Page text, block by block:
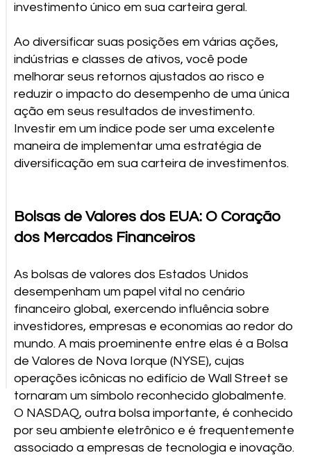
investimento único em sua carteira geral.
Ao diversificar suas posições em várias ações,
indústrias e classes de ativos, você pode
melhorar seus retornos ajustados ao risco e
reduzir o impacto do desempenho de uma única
ação em seus resultados de investimento.
Investir em um índice pode ser uma excelente
maneira de implementar uma estratégia de
diversificação em sua carteira de investimentos.
Bolsas de Valores dos EUA: O Coração
dos Mercados Financeiros
As bolsas de valores dos Estados Unidos
desempenham um papel vital no cenário
financeiro global, exercendo influência sobre
investidores, empresas e economias ao redor do
mundo. A mais proeminente entre elas é a Bolsa
de Valores de Nova Iorque (NYSE), cujas
operações icônicas no edifício de Wall Street se
tornaram um símbolo reconhecido globalmente.
O NASDAQ, outra bolsa importante, é conhecido
por seu ambiente eletrônico e é frequentemente
associado a empresas de tecnologia e inovação.